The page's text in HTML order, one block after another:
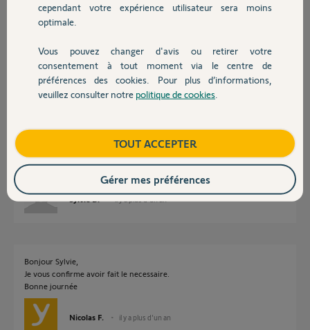
Devis avec un pro
Contact
Bonjour Nicolas,
Je vous confirme avoir fais le necessaire.
Nicolas F. il y a plus d'un an
Bonjour, Je viens d'acheter une box tahoma 2 sur Leboncoin mais celle ci
Pin : 1206-4896-3405
Merci de faire le nécessaire pour que je puisse l'utiliser.
Sylvie D. il y a plus d'un an
Bonjour Sylvie,
Je vous confirme avoir fait le necessaire.
Bonne journée
Nicolas F. il y a plus d'un an
cependant votre expérience utilisateur sera moins
optimale.
Vous pouvez changer d'avis ou retirer votre
consentement à tout moment via le centre de
préférences des cookies. Pour plus d’informations,
veuillez consulter notre politique de cookies
TOUT ACCEPTER
Gérer mes préférences